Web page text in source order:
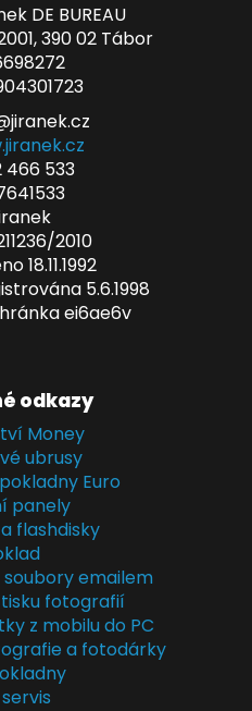
DE BUREAU
390 02 Tábor
466 533
2010
18.11.1992
5.6.1998
ei6ae6v
odkazy
Money
ubrusy
Euro
panely
a flashdisky
emailem
fotografií
z mobilu do PC
a fotodárky
servis